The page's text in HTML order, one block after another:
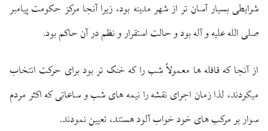
شرايطى بسيار آسان ‏تر از شهر مدينه بود، زيرا آنجا مركز حكومت پيامبر
صلى الله عليه و آله بود و حالت استقرار و نظم در آن حاكم بود.
از آنجا كه قافله‏ ها معمولاً شب را كه خنک ‏تر بود براى حركت انتخاب
مى‏كردند، لذا زمان اجراى نقشه را نيمه‏ هاى شب و ساعاتى كه اكثر مردم
سوار بر مركب هاى خود خواب آلود هستند، تعيين نمودند.